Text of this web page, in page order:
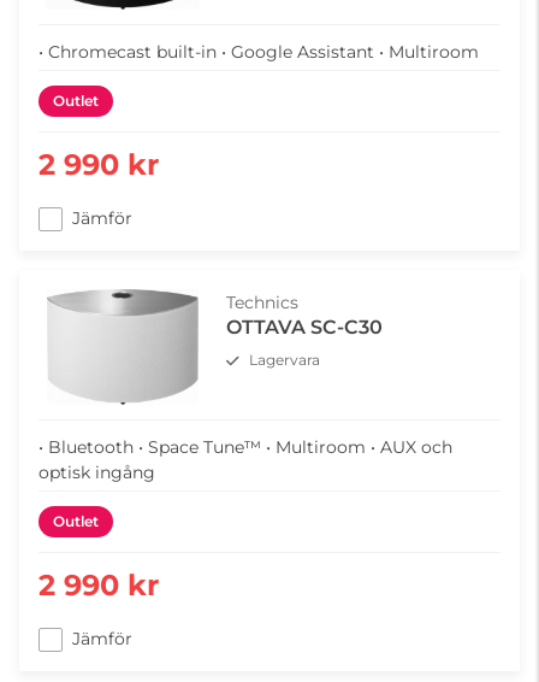
• Chromecast built-in • Google Assistant • Multiroom
Outlet
2 990 kr
Jämför
Technics
OTTAVA SC-C30
Lagervara
• Bluetooth • Space Tune™ • Multiroom • AUX och
optisk ingång
Outlet
2 990 kr
Jämför